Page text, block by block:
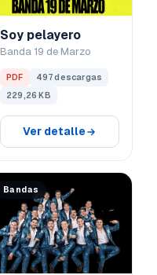
Soy pelayero
Banda 19 de Marzo
PDF
497 descargas
229,26 KB
Ver detalle
Bandas